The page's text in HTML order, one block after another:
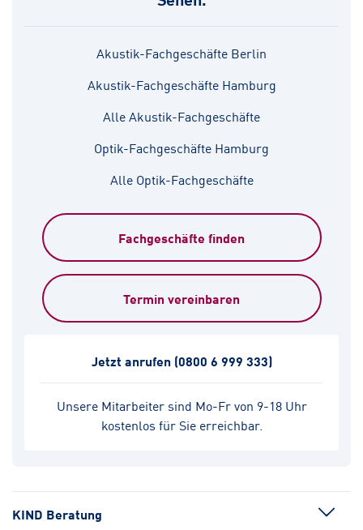
Akustik-Fachgeschäfte Berlin
Akustik-Fachgeschäfte Hamburg
Alle Akustik-Fachgeschäfte
Optik-Fachgeschäfte Hamburg
Alle Optik-Fachgeschäfte
Fachgeschäfte finden
Termin vereinbaren
Unsere Mitarbeiter sind Mo-Fr von 9-18 Uhr
kostenlos für Sie erreichbar.
Jetzt anrufen (0800 6 999 333)
KIND Beratung